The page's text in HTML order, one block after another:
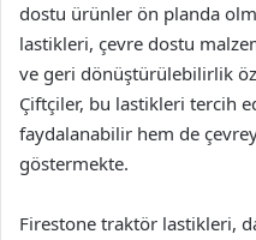
dostu ürünler ön planda
lastikleri, çevre dostu
ve geri dönüştürülebilirlik
Çiftçiler, bu lastikleri tercih
faydalanabilir hem de
göstermekte.
Firestone traktör lastikleri,